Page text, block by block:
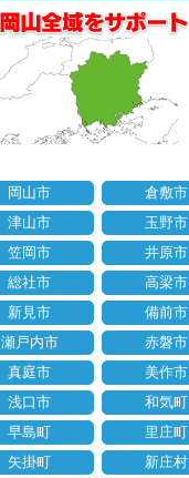
岡山市
倉敷市
津山市
玉野市
笠岡市
井原市
総社市
高梁市
新見市
備前市
瀬戸内市
赤磐市
真庭市
美作市
浅口市
和気町
早島町
里庄町
矢掛町
新庄村